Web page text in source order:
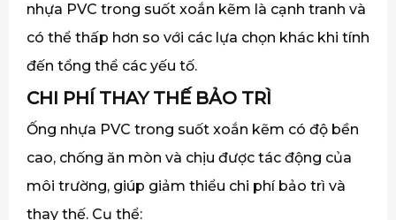
nhựa PVC trong suốt xoắn kẽm là cạnh tranh và
có thể thấp hơn so với các lựa chọn khác khi tính
đến tổng thể các yếu tố.
CHI PHÍ THAY THẾ BẢO TRÌ
Ống nhựa PVC trong suốt xoắn kẽm có độ bền
cao, chống ăn mòn và chịu được tác động của
môi trường, giúp giảm thiểu chi phí bảo trì và
thay thế. Cụ thể: